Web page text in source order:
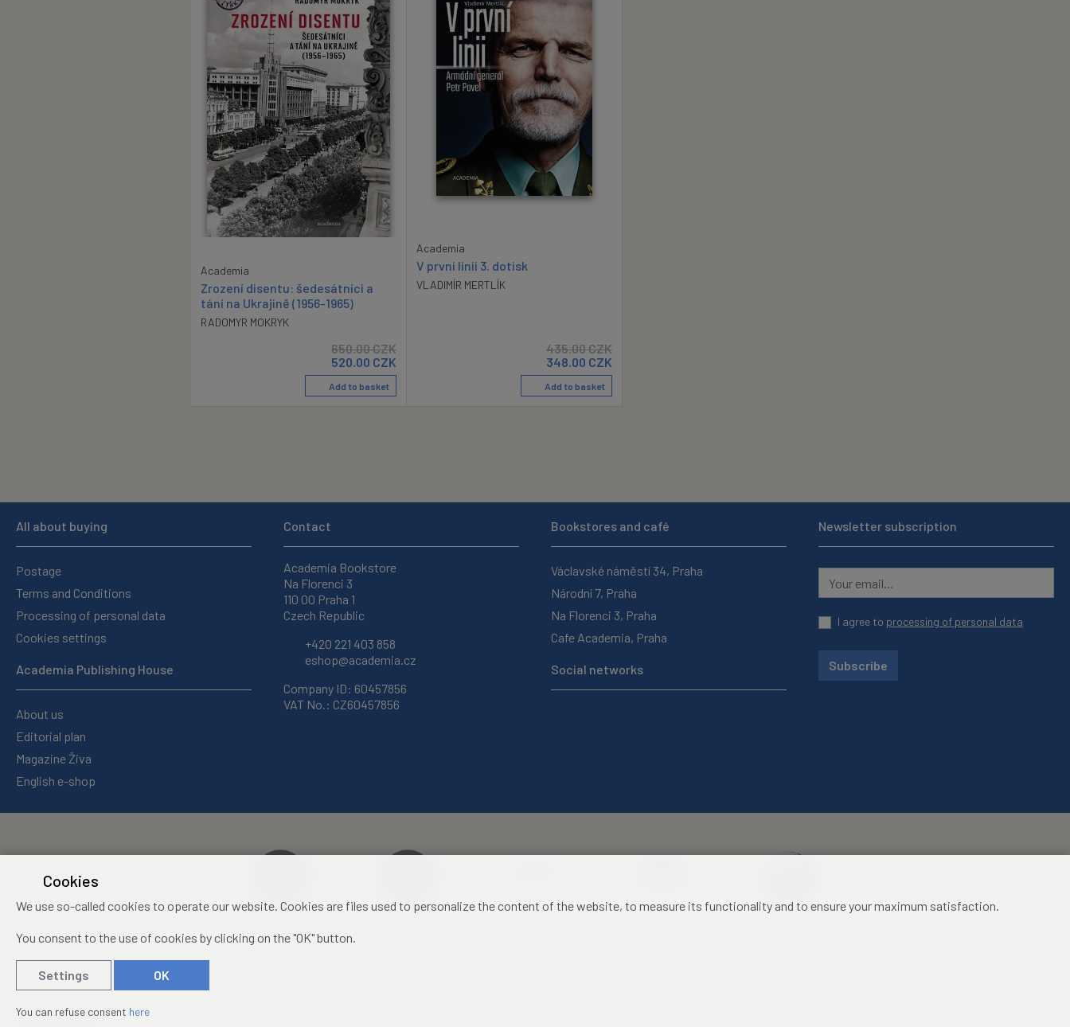
Academia
Zrození disentu: šedesátníci a
tání na Ukrajině (1956-1965)
RADOMYR MOKRYK
650.00CZK
520.00 CZK
Add to basket
Academia
V první linii 3. dotisk
VLADIMÍR MERTLÍK
435.00CZK
348.00 CZK
Add to basket
All about buying
Postage
Terms and Conditions
Processing of personal data
Cookies settings
Academia Publishing House
About us
Editorial plan
Magazine Živa
English e-shop
Contact
Academia Bookstore
Na Florenci 3
110 00 Praha 1
Czech Republic
+420 221 403 858
eshop@academia.cz
Company ID: 60457856
VAT No.: CZ60457856
Bookstores and café
Václavské náměstí 34, Praha
Národní 7, Praha
Na Florenci 3, Praha
Cafe Academia, Praha
Social networks
Newsletter subscription
I agree to processing of personal data
Subscribe
Centre of Administration
and Operations of the CAS,
© 2019 – 2026Academia
Cookies
We use so-called cookies to operate our website. Cookies are files used to personalize the content of the website, to measure its functionality and to ensure your maximum satisfaction.
You consent to the use of cookies by clicking on the "OK" button.
Settings OK
You can refuse consent here